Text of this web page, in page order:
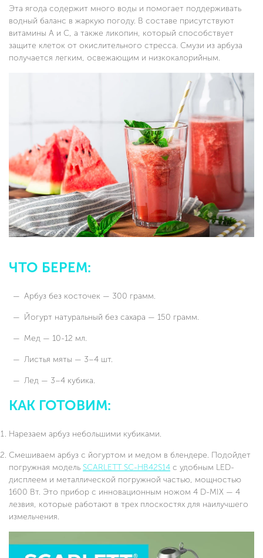
Эта ягода содержит много воды и помогает поддерживать
водный баланс в жаркую погоду. В составе присутствуют
витамины A и C, а также ликопин, который способствует
защите клеток от окислительного стресса. Смузи из арбуза
получается легким, освежающим и низкокалорийным.
ЧТО БЕРЕМ:
Арбуз без косточек — 300 грамм.
Йогурт натуральный без сахара — 150 грамм.
Мед — 10-12 мл.
Листья мяты — 3–4 шт.
Лед — 3–4 кубика.
КАК ГОТОВИМ:
Нарезаем арбуз небольшими кубиками.
Смешиваем арбуз с йогуртом и медом в блендере. Подойдет
погружная модель SCARLETT SC-HB42S14 с удобным LED-
дисплеем и металлической погружной частью, мощностью
1600 Вт. Это прибор с инновационным ножом 4 D-MIX — 4
лезвия, которые работают в трех плоскостях для наилучшего
измельчения.